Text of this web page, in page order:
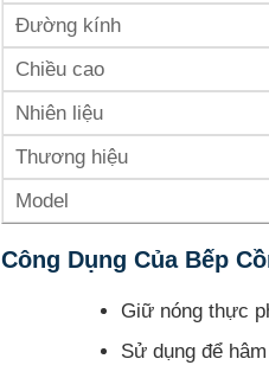
Đường kính
Chiều cao
Nhiên liệu
Thương hiệu
Model
Công Dụng Của Bếp
Giữ nóng thực
Sử dụng để